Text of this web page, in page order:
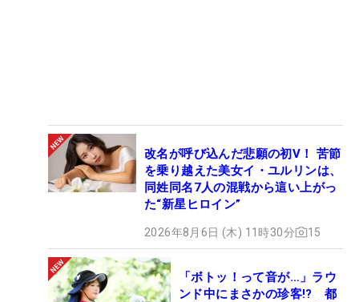
改名が呼び込んだ悲願の初V！ 苦節
を乗り越えた美女イ・ユルリンは、
同姓同名7人の混戦から這い上がっ
た“新星ヒロイン”
2026年8月6日 (木) 11時30分 15
「ボトッ！って音が…」ラウ
ンド中にまさかの珍客!? 都